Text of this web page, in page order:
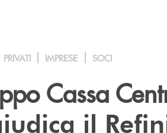
PRIVATI IMPRESE SOCI
Cassa
il